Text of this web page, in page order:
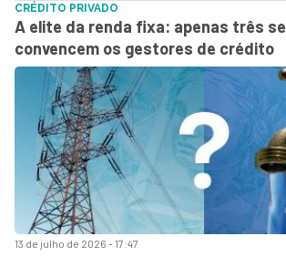
13 de julho de 2026 - 17:47
CRÉDITO PRIVADO
A elite da renda fixa: apenas três
convencem os gestores de crédito